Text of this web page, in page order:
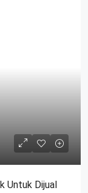
Untuk Dijual